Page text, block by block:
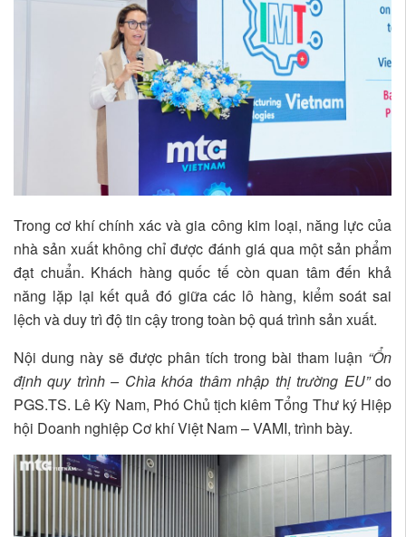
Trong cơ khí chính xác và gia công kim loại, năng lực của
nhà sản xuất không chỉ được đánh giá qua một sản phẩm
đạt chuẩn. Khách hàng quốc tế còn quan tâm đến khả
năng lặp lại kết quả đó giữa các lô hàng, kiểm soát sai
lệch và duy trì độ tin cậy trong toàn bộ quá trình sản xuất.
Nội dung này sẽ được phân tích trong bài tham luận “Ổn
định quy trình – Chìa khóa thâm nhập thị trường EU”do
PGS.TS. Lê Kỳ Nam, Phó Chủ tịch kiêm Tổng Thư ký Hiệp
hội Doanh nghiệp Cơ khí Việt Nam – VAMI, trình bày.